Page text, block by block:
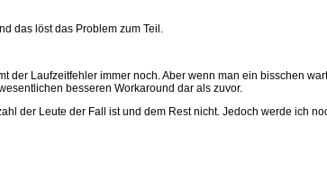
das löst das Problem zum Teil.
der Laufzeitfehler immer noch. Aber wenn man ein bisschen
besseren Workaround dar als zuvor.
der Leute der Fall ist und dem Rest nicht. Jedoch werde ich